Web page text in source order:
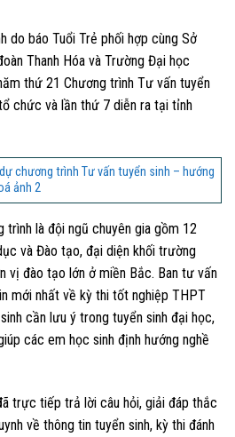
do báo Tuổi Trẻ phối hợp cùng Sở
Thanh Hóa và Trường Đại học
thứ 21 Chương trình Tư vấn tuyển
chức và lần thứ 7 diễn ra tại tỉnh
trình là đội ngũ chuyên gia gồm 12
và Đào tạo, đại diện khối trường
vị đào tạo lớn ở miền Bắc. Ban tư vấn
mới nhất về kỳ thi tốt nghiệp THPT
cần lưu ý trong tuyển sinh đại học,
các em học sinh định hướng nghề
trực tiếp trả lời câu hỏi, giải đáp thắc
về thông tin tuyển sinh, kỳ thi đánh